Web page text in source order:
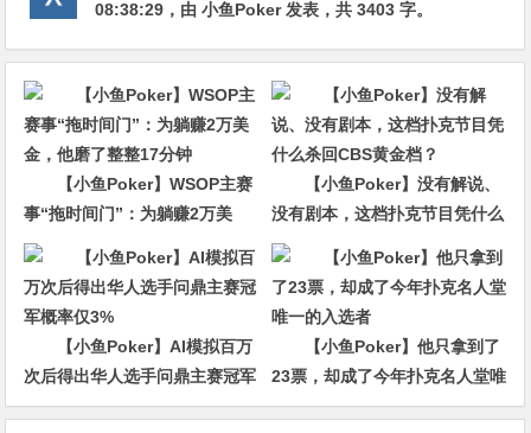
08:38:29 ，由小鱼Poker发表，共 3403 字。
【小鱼Poker】WSOP主赛
事“拖时间门”：为躺赚2万美
金，他磨了整整17分钟
【小鱼Poker】没有解说、
没有剧本，这档扑克节目凭什么
杀回CBS黄金档？
【小鱼Poker】AI模拟百万
次后得出华人选手问鼎主赛冠军
概率仅3%
【小鱼Poker】他只拿到了
23票，却成了今年扑克名人堂唯
一的入选者